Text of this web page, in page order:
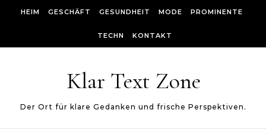
HEIM GESCHÄFT GESUNDHEIT MODE PROMINENTE
TECHN KONTAKT
Klar Text Zone
Der Ort für klare Gedanken und frische Perspektiven.